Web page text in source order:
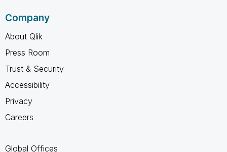
Company
About Qlik
Press Room
Trust & Security
Accessibility
Privacy
Careers
Global Offices